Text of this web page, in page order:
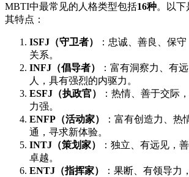
MBTI中最常见的人格类型包括16种。以下
其特点：
ISFJ（守卫者）
：忠诚、善良、保
关系。
INFJ（倡导者）
：富有洞察力、有
人，具有强烈的内驱力。
ESFJ（执政官）
：热情、善于交际
力强。
ENFP（活动家）
：富有创造力、热
通，寻求新体验。
INTJ（策划家）
：独立、有远见，
卓越。
ENTJ（指挥家）
：果断、有领导力